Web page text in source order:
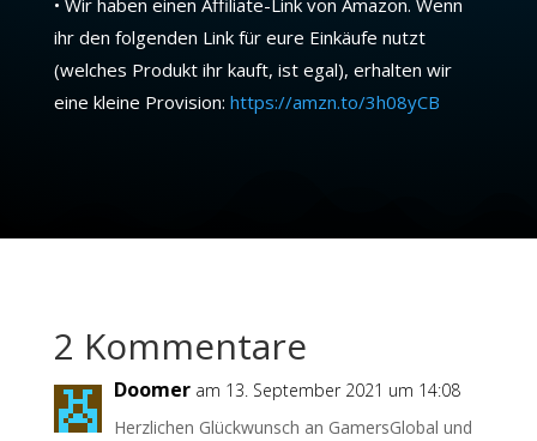
ihr den folgenden Link für eure Einkäufe nutzt
(welches Produkt ihr kauft, ist egal), erhalten wir
eine kleine Provision: https://amzn.to/3h08yCB
2 Kommentare
Doomer am 13. September 2021 um 14:08
Herzlichen Glückwunsch an GamersGlobal und